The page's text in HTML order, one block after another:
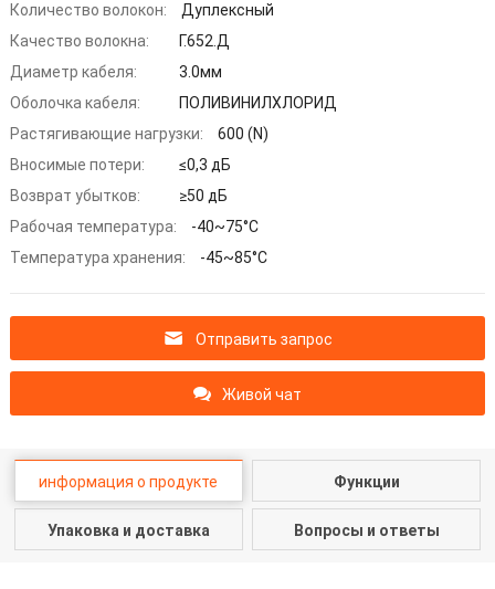
Количество волокон:
Дуплексный
Качество волокна:
Г.652.Д
Диаметр кабеля:
3.0мм
Оболочка кабеля:
ПОЛИВИНИЛХЛОРИД
Растягивающие нагрузки:
600 (N)
Вносимые потери:
≤0,3 дБ
Возврат убытков:
≥50 дБ
Рабочая температура:
-40~75°С
Температура хранения:
-45~85°С
Отправить запрос
Живой чат
информация о продукте Функции
Упаковка и доставка Вопросы и ответы